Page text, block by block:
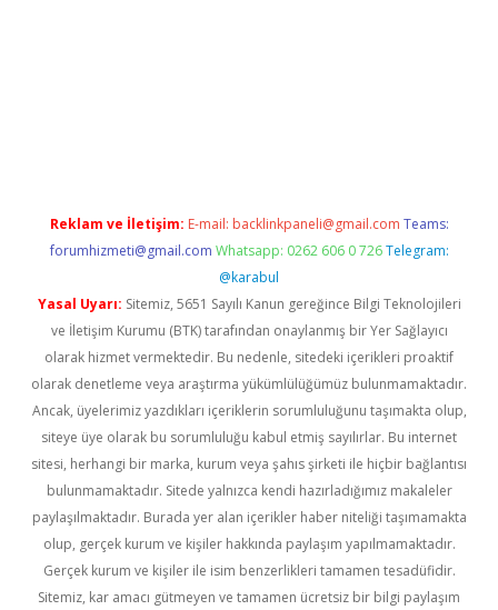
Reklam ve İletişim: E-mail: backlinkpaneli@gmail.com Teams:
forumhizmeti@gmail.com Whatsapp: 0262 606 0 726 Telegram:
@karabul
Yasal Uyarı: Sitemiz, 5651 Sayılı Kanun gereğince Bilgi Teknolojileri
ve İletişim Kurumu (BTK) tarafından onaylanmış bir Yer Sağlayıcı
olarak hizmet vermektedir. Bu nedenle, sitedeki içerikleri proaktif
olarak denetleme veya araştırma yükümlülüğümüz bulunmamaktadır.
Ancak, üyelerimiz yazdıkları içeriklerin sorumluluğunu taşımakta olup,
siteye üye olarak bu sorumluluğu kabul etmiş sayılırlar. Bu internet
sitesi, herhangi bir marka, kurum veya şahıs şirketi ile hiçbir bağlantısı
bulunmamaktadır. Sitede yalnızca kendi hazırladığımız makaleler
paylaşılmaktadır. Burada yer alan içerikler haber niteliği taşımamakta
olup, gerçek kurum ve kişiler hakkında paylaşım yapılmamaktadır.
Gerçek kurum ve kişiler ile isim benzerlikleri tamamen tesadüfidir.
Sitemiz, kar amacı gütmeyen ve tamamen ücretsiz bir bilgi paylaşım